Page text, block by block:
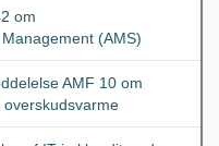
om
(AMS)
AMF 10 om